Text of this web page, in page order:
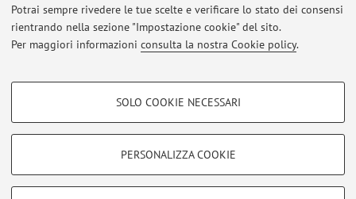
Potrai sempre rivedere le tue scelte e verificare lo stato dei consensi
rientrando nella sezione "Impostazione cookie" del sito.
Per maggiori informazioni consulta la nostra Cookie policy.
COOKIE DI PROFILAZIONE - FACOLTATIVI
SOLO COOKIE NECESSARI
PERSONALIZZA COOKIE
Al momento non sono presenti avvisi.
Area riservata
Accedi tramiteloginper gestire tutti i contenuti del sito.